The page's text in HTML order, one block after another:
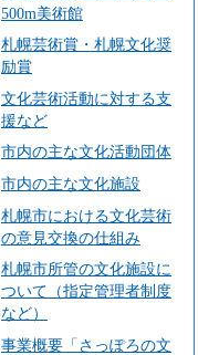
500m美術館
札幌芸術賞・札幌文化奨
励賞
文化芸術活動に対する支
援など
市内の主な文化活動団体
市内の主な文化施設
札幌市における文化芸術
の意見交換の仕組み
札幌市所管の文化施設に
ついて（指定管理者制度
など）
事業概要「さっぽろの文